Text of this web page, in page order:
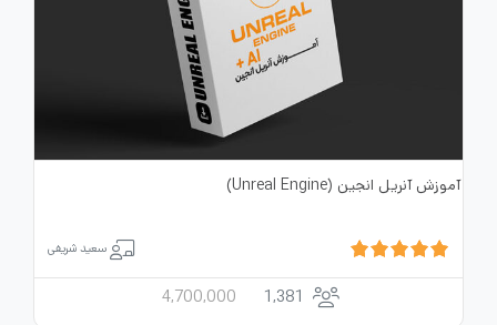
آموزش آنریل انجین (Unreal Engine)
سعید شریفی
1,381
4,700,000